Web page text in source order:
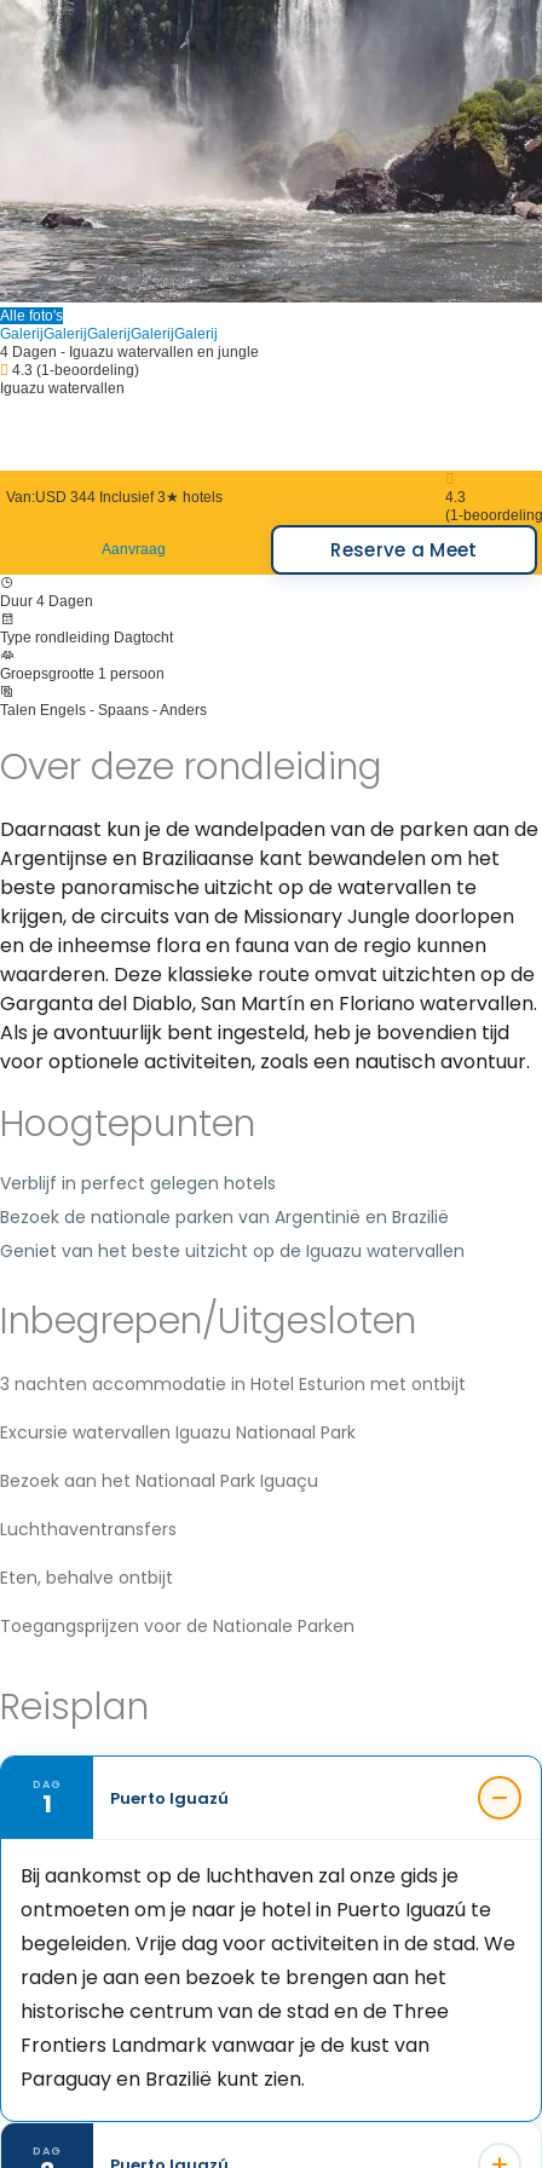
Alle foto's
GalerijGalerijGalerijGalerijGalerij
4 Dagen - Iguazu watervallen en jungle
4.3 (1-beoordeling)
Iguazu watervallen
Van:USD 344 Inclusief 3★ hotels
4.3
(1-
Aanvraag
Reserve a Meet
Duur 4 Dagen
Type rondleiding Dagtocht
Groepsgrootte 1 persoon
Talen Engels - Spaans - Anders
Over deze rondleiding
Daarnaast kun je de wandelpaden van de parken aan de
Argentijnse en Braziliaanse kant bewandelen om het
beste panoramische uitzicht op de watervallen te
krijgen, de circuits van de Missionary Jungle doorlopen
en de inheemse flora en fauna van de regio kunnen
waarderen. Deze klassieke route omvat uitzichten op de
Garganta del Diablo, San Martín en Floriano watervallen.
Als je avontuurlijk bent ingesteld, heb je bovendien tijd
voor optionele activiteiten, zoals een nautisch avontuur.
Hoogtepunten
Verblijf in perfect gelegen hotels
Bezoek de nationale parken van Argentinië en Brazilië
Geniet van het beste uitzicht op de Iguazu watervallen
Inbegrepen/Uitgesloten
3 nachten accommodatie in Hotel Esturion met ontbijt
Excursie watervallen Iguazu Nationaal Park
Bezoek aan het Nationaal Park Iguaçu
Luchthaventransfers
Eten, behalve ontbijt
Toegangsprijzen voor de Nationale Parken
Reisplan
DAG
1 Puerto Iguazú
Bij aankomst op de luchthaven zal onze gids je
ontmoeten om je naar je hotel in Puerto Iguazú te
begeleiden. Vrije dag voor activiteiten in de stad. We
raden je aan een bezoek te brengen aan het
historische centrum van de stad en de Three
Frontiers Landmark vanwaar je de kust van
Paraguay en Brazilië kunt zien.
DAG